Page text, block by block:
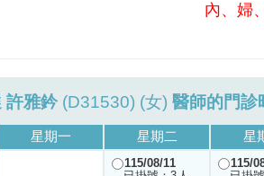
內、婦